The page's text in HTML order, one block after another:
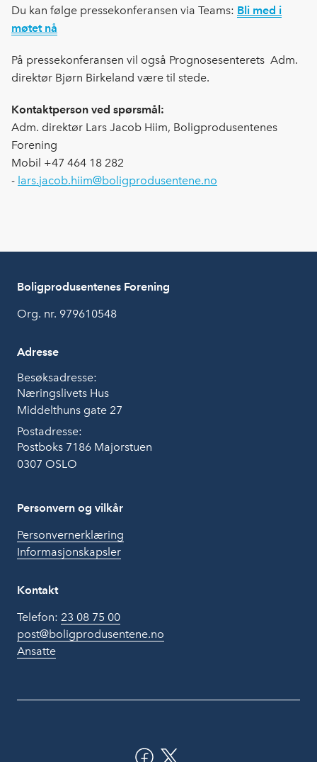
Du kan følge pressekonferansen via Teams: Bli med i
møtet nå
På pressekonferansen vil også Prognosesenterets Adm.
direktør Bjørn Birkeland være til stede.
Kontaktperson ved spørsmål:
Adm. direktør Lars Jacob Hiim, Boligprodusentenes
Forening
Mobil +47 464 18 282
- lars.jacob.hiim@boligprodusentene.no
Boligprodusentenes Forening
Org. nr. 979610548
Adresse
Besøksadresse:
Næringslivets Hus
Middelthuns gate 27
Postadresse:
Postboks 7186 Majorstuen
0307 OSLO
Personvern og vilkår
Personvernerklæring
Informasjonskapsler
Kontakt
Telefon: 23 08 75 00
post@boligprodusentene.no
Ansatte